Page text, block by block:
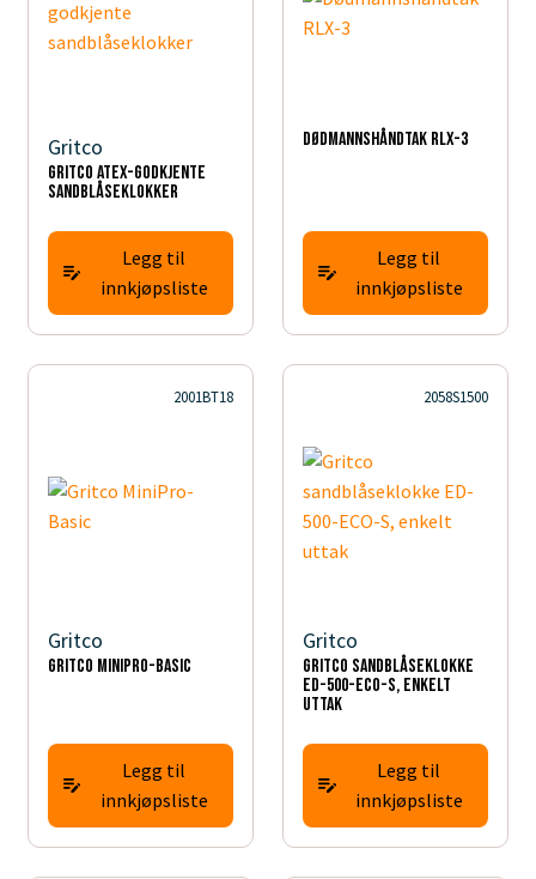
Gritco
Gritco ATEX-godkjente
sandblåseklokker
Legg til
innkjøpsliste
Dødmannshåndtak RLX-3
Legg til
innkjøpsliste
2001BT18
Gritco
Gritco MiniPro-Basic
Legg til
innkjøpsliste
2058S1500
Gritco
Gritco sandblåseklokke
ED-500-ECO-S, enkelt
uttak
Legg til
innkjøpsliste